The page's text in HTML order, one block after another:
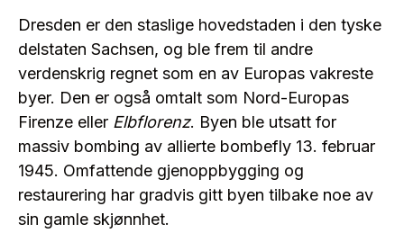
Dresden er den staslige hovedstaden i den tyske
delstaten Sachsen, og ble frem til andre
verdenskrig regnet som en av Europas vakreste
byer. Den er også omtalt som Nord-Europas
Firenze eller Elbflorenz. Byen ble utsatt for
massiv bombing av allierte bombefly 13. februar
1945. Omfattende gjenoppbygging og
restaurering har gradvis gitt byen tilbake noe av
sin gamle skjønnhet.